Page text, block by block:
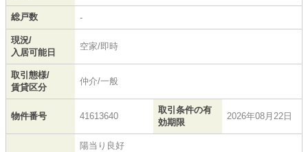
総戸数 -
現況/
入居可能日
空家/即時
取引態様/
賃貸区分
仲介/一般
物件番号 41613640
取引条件の有
効期限
2026年08月22日
陽当り良好